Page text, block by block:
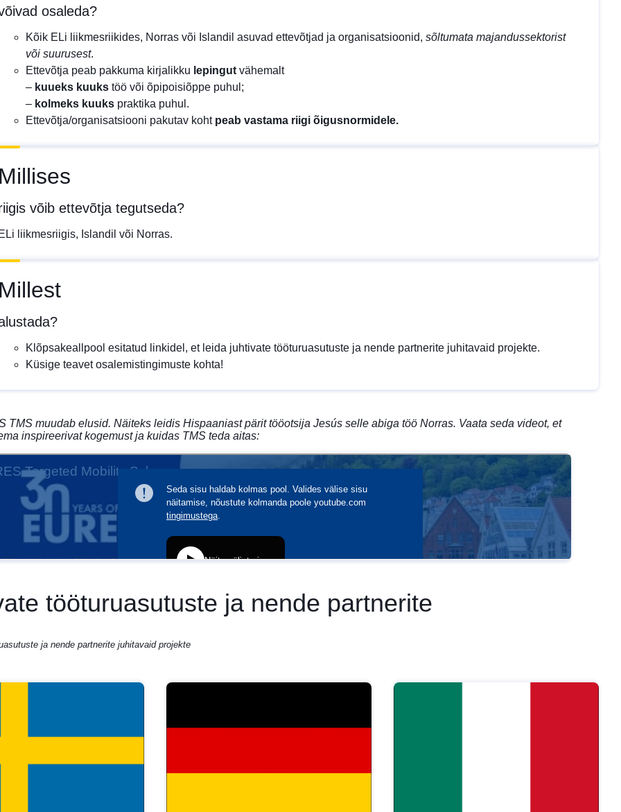
osaleda?
Kõik ELi liikmesriikides, Norras või Islandil asuvad ettevõtjad ja organisatsioonid, sõltumata majandussektorist
või suurusest.
Ettevõtja peab pakkuma kirjalikku lepingut vähemalt
– kuueks kuuks töö või õpipoisiõppe puhul;
– kolmeks kuuks praktika puhul.
Ettevõtja/organisatsiooni pakutav koht peab vastama riigi õigusnormidele.
võib ettevõtja tegutseda?
liikmesriigis, Islandil või Norras.
Klõpsakeallpool esitatud linkidel, et leida juhtivate tööturuasutuste ja nende partnerite juhitavaid projekte.
Küsige teavet osalemistingimuste kohta!
TMS muudab elusid. Näiteks leidis Hispaaniast pärit tööotsija Jesús selle abiga töö Norras. Vaata seda videot, et
inspireerivat kogemust ja kuidas TMS teda aitas:
tööturuasutuste ja nende partnerite
ja nende partnerite juhitavaid projekte